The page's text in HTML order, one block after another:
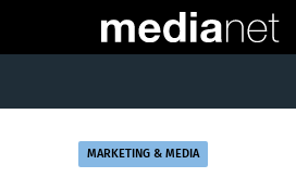
MARKETING & MEDIA